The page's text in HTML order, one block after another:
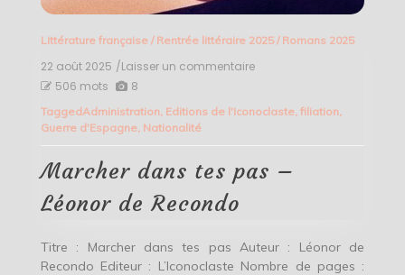
Littérature française/ Rentrée littéraire 2025/ Romans 2025
22 août 2025 /Laisser un commentaireon
tes
de
506 mots 8
TaggedAdministration, Editions de l'Iconoclaste, filiation,
Guerre d'Espagne, Nationalité
Marcher dans tes pas –
Léonor de Recondo
Titre : Marcher dans tes pas Auteur : Léonor de
Recondo Editeur : L’Iconoclaste Nombre de pages :